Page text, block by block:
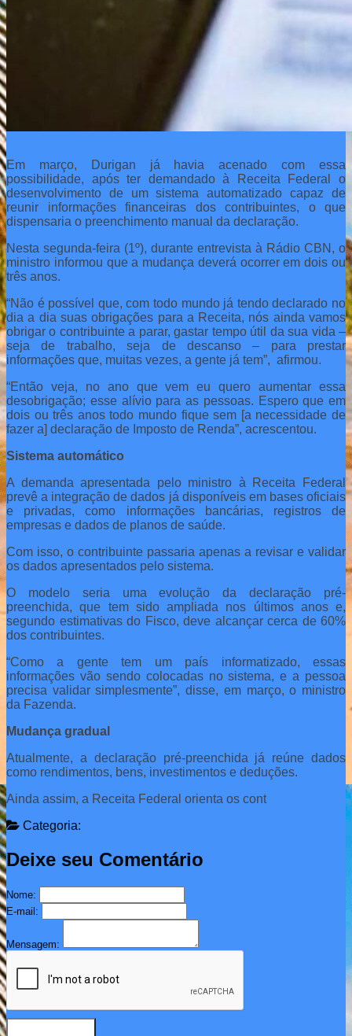
Em março, Durigan já havia acenado com essa
possibilidade, após ter demandado à Receita Federal o
desenvolvimento de um sistema automatizado capaz de
reunir informações financeiras dos contribuintes, o que
dispensaria o preenchimento manual da declaração.
Nesta segunda-feira (1º), durante entrevista à Rádio CBN, o
ministro informou que a mudança deverá ocorrer em dois ou
três anos.
“Não é possível que, com todo mundo já tendo declarado no
dia a dia suas obrigações para a Receita, nós ainda vamos
obrigar o contribuinte a parar, gastar tempo útil da sua vida –
seja de trabalho, seja de descanso – para prestar
informações que, muitas vezes, a gente já tem”, afirmou.
“Então veja, no ano que vem eu quero aumentar essa
desobrigação; esse alívio para as pessoas. Espero que em
dois ou três anos todo mundo fique sem [a necessidade de
fazer a] declaração de Imposto de Renda”, acrescentou.
Sistema automático
A demanda apresentada pelo ministro à Receita Federal
prevê a integração de dados já disponíveis em bases oficiais
e privadas, como informações bancárias, registros de
empresas e dados de planos de saúde.
Com isso, o contribuinte passaria apenas a revisar e validar
os dados apresentados pelo sistema.
O modelo seria uma evolução da declaração pré-
preenchida, que tem sido ampliada nos últimos anos e,
segundo estimativas do Fisco, deve alcançar cerca de 60%
dos contribuintes.
“Como a gente tem um país informatizado, essas
informações vão sendo colocadas no sistema, e a pessoa
precisa validar simplesmente”, disse, em março, o ministro
da Fazenda.
Mudança gradual
Atualmente, a declaração pré-preenchida já reúne dados
como rendimentos, bens, investimentos e deduções.
Ainda assim, a Receita Federal orienta os cont
Categoria:
Deixe seu Comentário
Nome:
E-mail:
Mensagem: